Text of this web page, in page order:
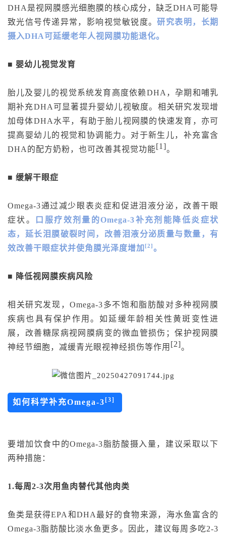
DHA是视网膜感光细胞膜的核心成分，缺乏DHA可能导
致光信号传递异常，影响视觉敏锐度。研究表明，长期
摄入DHA可延缓老年人视网膜功能退化。
■ 婴幼儿视觉发育
胎儿及婴儿的视觉系统发育高度依赖DHA，孕期和哺乳
期补充DHA可显著提升婴幼儿视敏度。相关研究发现增
加母体DHA水平，有助于胎儿视网膜的快速发育，亦可
提高婴幼儿的视觉和协调能力。对于新生儿，补充富含
DHA的配方奶粉，也可改善其视觉功能[1]。
■ 缓解干眼症
Omega-3通过减少眼表炎症和促进泪液分泌，改善干眼
症状。
口服疗效剂量的Omega-3补充剂能降低炎症状
态，延长泪膜破裂时间，改善泪液分泌质量与数量，有
效改善干眼症状并使角膜光泽度增加 [2] 。
■ 降低视网膜疾病风险
相关研究发现，Omega-3多不饱和脂肪酸对多种视网膜
疾病也具有保护作用。如延缓年龄相关性黄斑变性进
展，改善糖尿病视网膜病变的微血管损伤；保护视网膜
神经节细胞，减缓青光眼视神经损伤等作用 [2]。
如何科学补充Omega-3[3]
要增加饮食中的Omega-3脂肪酸摄入量，建议采取以下
两种措施：
1.每周2-3次用鱼肉替代其他肉类
鱼类是获得EPA和DHA最好的食物来源，海水鱼富含的
Omega-3脂肪酸比淡水鱼更多。因此，建议每周多吃2-3